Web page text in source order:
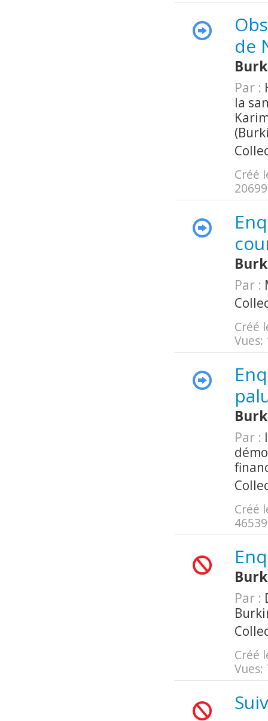
de
Par :
la
Créé
20699
Par :
Créé
Vues:
Par :
Créé
Par :
Créé
Vues: